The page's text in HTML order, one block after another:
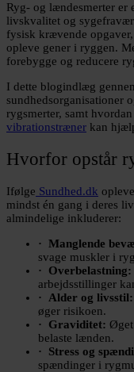
Ryg- og lændesmerter er
livskvalitet og
fysisk krævende
opleve gener i ryggen.
forebygge og reducere
I dette blogindlæg
sundhedsorganisationer
rygsmerter, samt
vibrationstræner kan
Hvorfor opstår
Ifølge Sundhed.dk
mindst én gang i deres
almindelige inkluderer:
Manglende
svage muskler i
Overbelastning:
arbejdsstillinger
Alder og livsstil:
øger risikoen.
Graviditet:
belaste lænden.
Stress og
spændinger i